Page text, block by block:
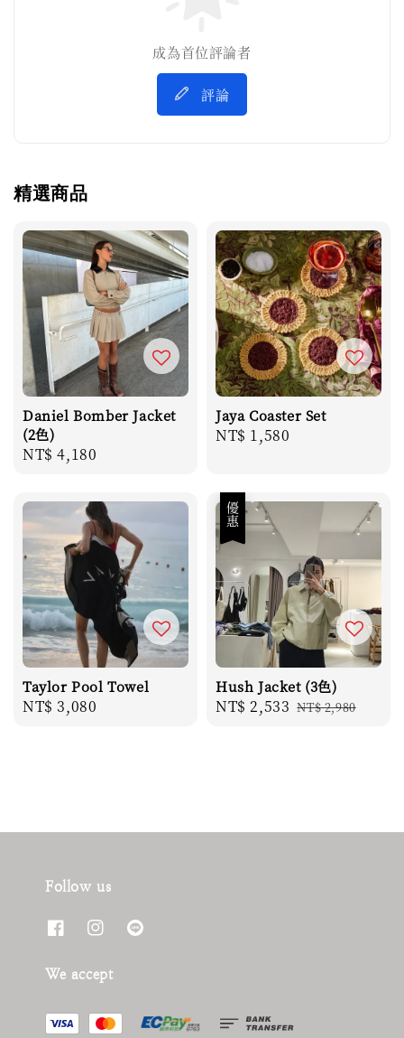
成為首位評論者
評論
精選商品
Daniel Bomber Jacket
(2色)
Regular
NT$ 4,180
Jaya Coaster Set
Regular
NT$ 1,580
Taylor Pool Towel
Regular
NT$ 3,080
優惠
Hush Jacket (3色)
Sale
NT$ 2,533 Regular
NT$ 2,980
Follow us
We accept